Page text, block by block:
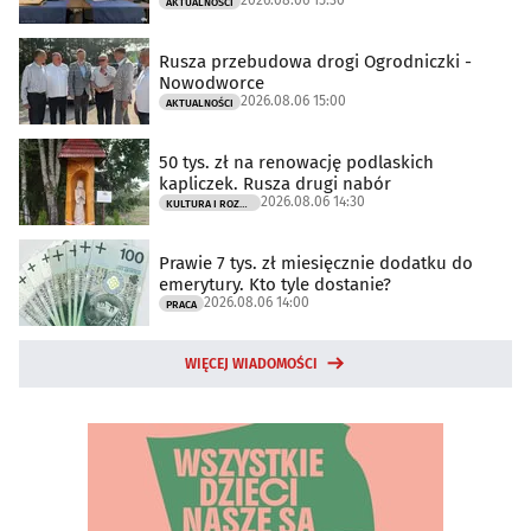
AKTUALNOŚCI
Rusza przebudowa drogi Ogrodniczki -
Nowodworce
AKTUALNOŚCI 2026.08.06 15:00
50 tys. zł na renowację podlaskich
kapliczek. Rusza drugi nabór
KULTURA I ROZRYWKA 2026.08.06 14:30
Prawie 7 tys. zł miesięcznie dodatku do
emerytury. Kto tyle dostanie?
PRACA 2026.08.06 14:00
WIĘCEJ WIADOMOŚCI